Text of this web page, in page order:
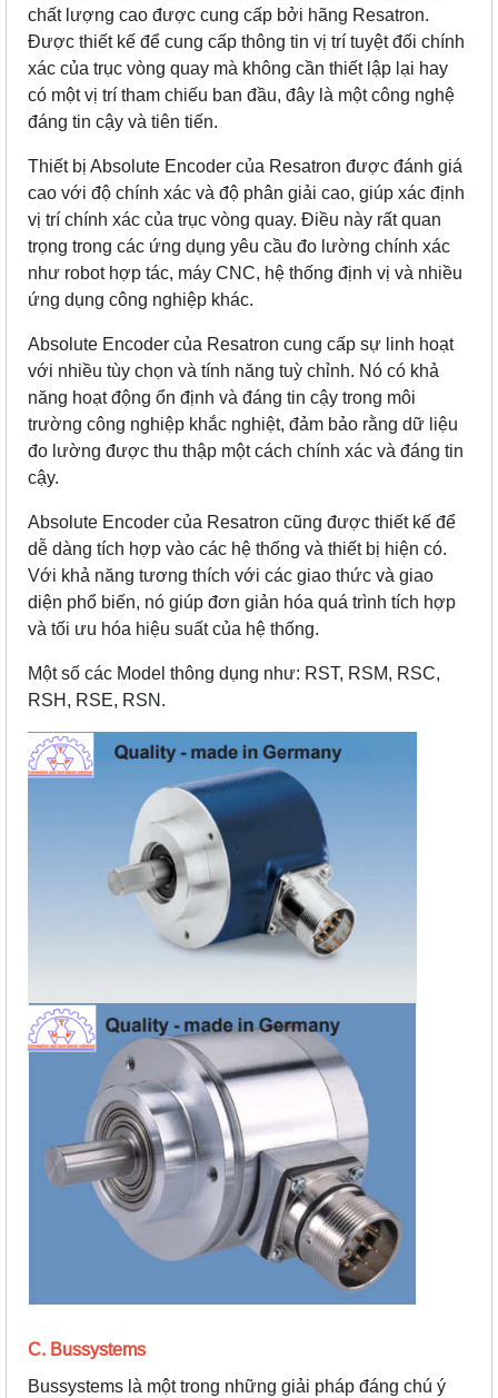
chất lượng cao được cung cấp bởi hãng Resatron.
Được thiết kế để cung cấp thông tin vị trí tuyệt đối chính
xác của trục vòng quay mà không cần thiết lập lại hay
có một vị trí tham chiếu ban đầu, đây là một công nghệ
đáng tin cậy và tiên tiến.
Thiết bị Absolute Encoder của Resatron được đánh giá
cao với độ chính xác và độ phân giải cao, giúp xác định
vị trí chính xác của trục vòng quay. Điều này rất quan
trọng trong các ứng dụng yêu cầu đo lường chính xác
như robot hợp tác, máy CNC, hệ thống định vị và nhiều
ứng dụng công nghiệp khác.
Absolute Encoder của Resatron cung cấp sự linh hoạt
với nhiều tùy chọn và tính năng tuỳ chỉnh. Nó có khả
năng hoạt động ổn định và đáng tin cậy trong môi
trường công nghiệp khắc nghiệt, đảm bảo rằng dữ liệu
đo lường được thu thập một cách chính xác và đáng tin
cậy.
Absolute Encoder của Resatron cũng được thiết kế để
dễ dàng tích hợp vào các hệ thống và thiết bị hiện có.
Với khả năng tương thích với các giao thức và giao
diện phổ biến, nó giúp đơn giản hóa quá trình tích hợp
và tối ưu hóa hiệu suất của hệ thống.
Một số các Model thông dụng như: RST, RSM, RSC,
RSH, RSE, RSN.
C. Bussystems
Bussystems là một trong những giải pháp đáng chú ý